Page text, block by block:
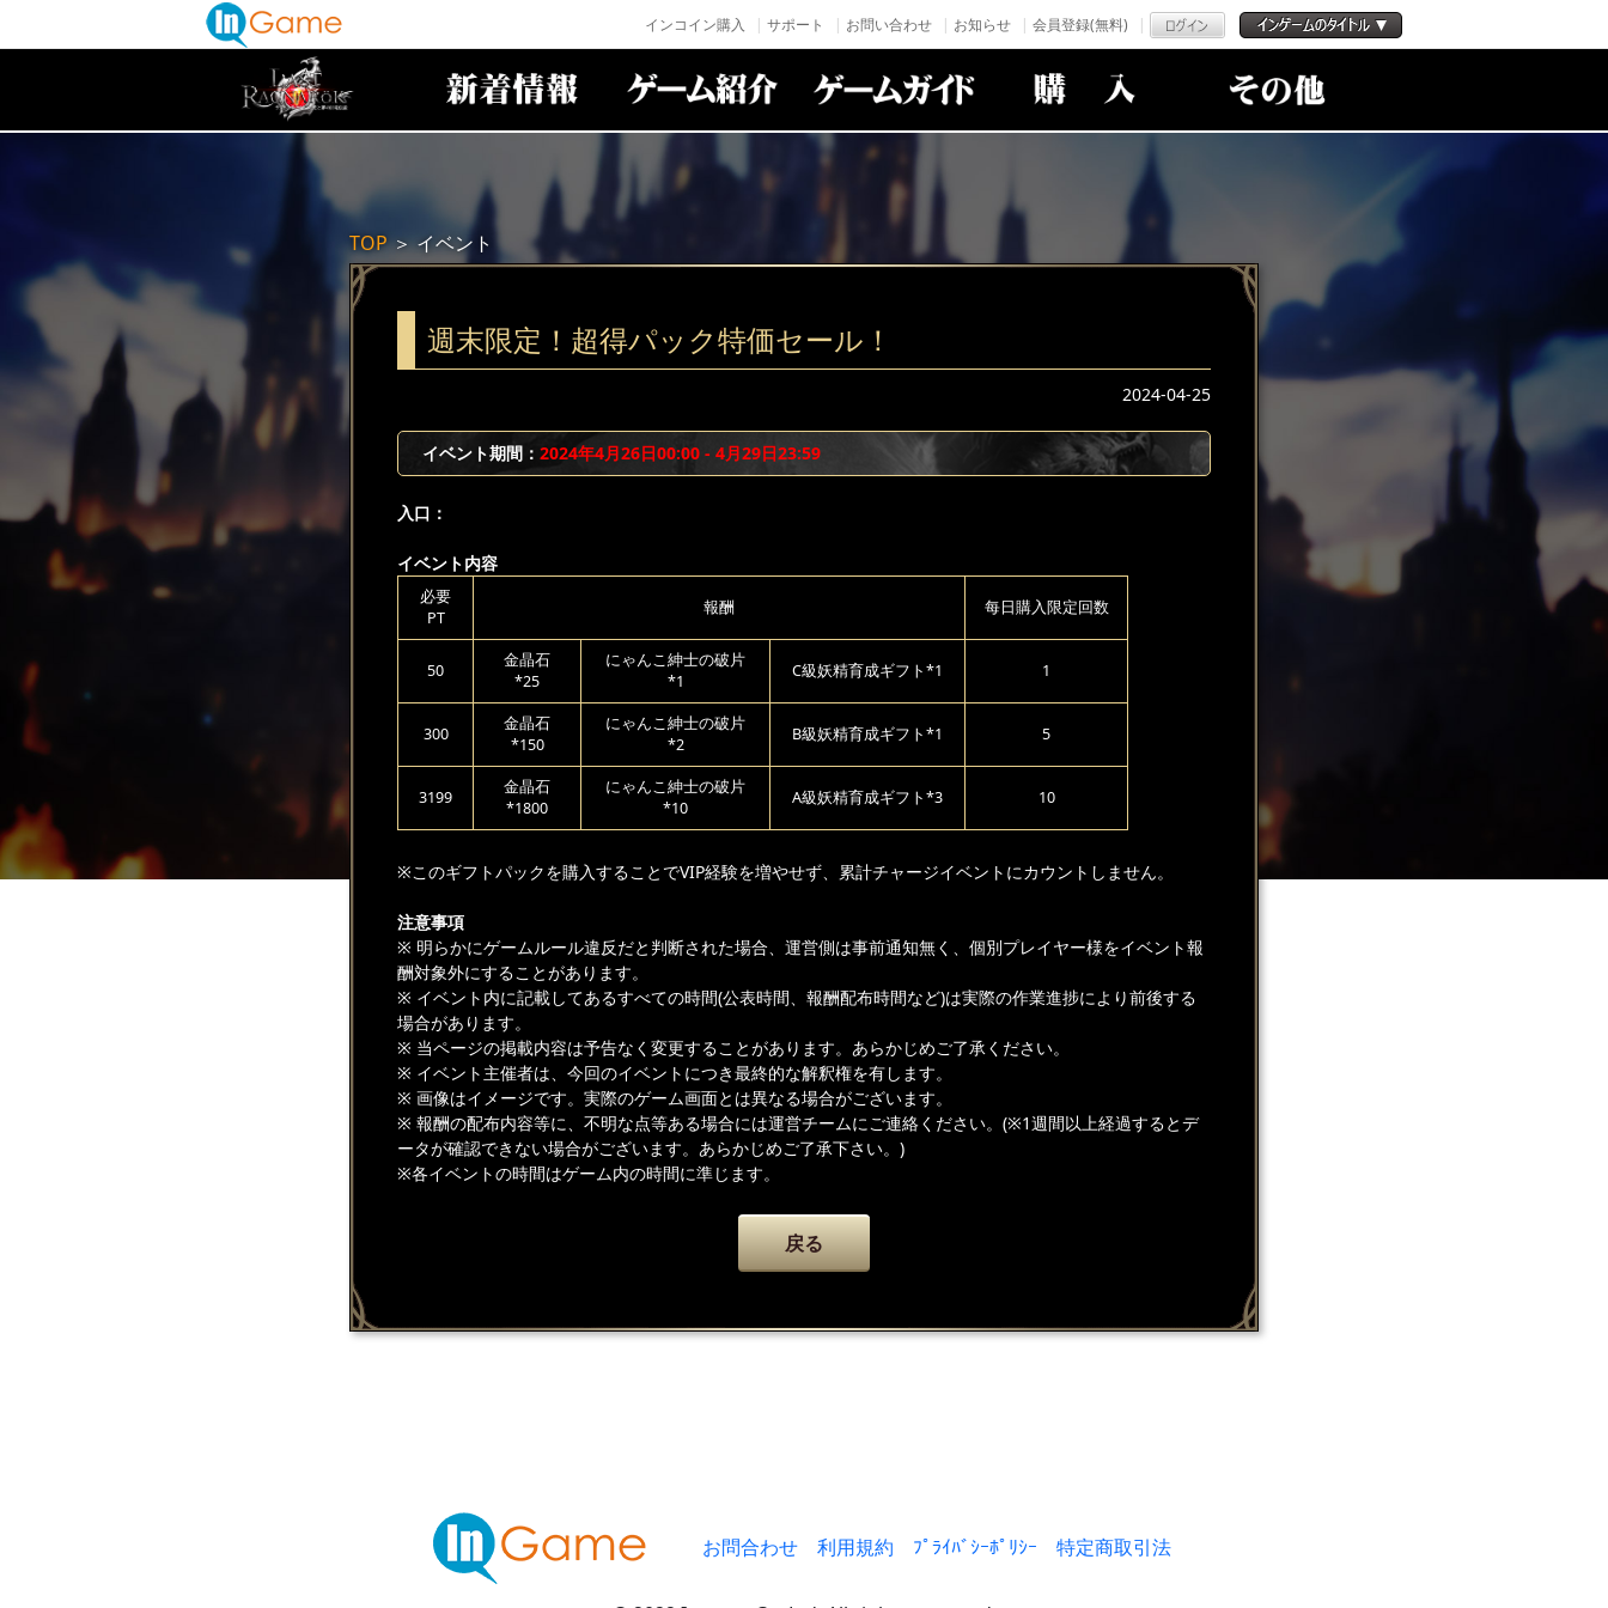
インコイン購入 サポート お問い合わせ お知らせ 会員登録(無料)
TOP＞イベント
週末限定！超得パック特価セール！
2024-04-25
イベント期間 ： 2024年4月26日00:00 - 4月29日23:59
入口：
イベント内容
必要
PT
報酬 每日購入限定回数
50
金晶石
*25
にゃんこ紳士の破片
*1
C級妖精育成ギフト*1 1
300
金晶石
*150
にゃんこ紳士の破片
*2
B級妖精育成ギフト*1 5
3199
金晶石
*1800
にゃんこ紳士の破片
*10
A級妖精育成ギフト*3 10
※このギフトパックを購入することでVIP経験を増やせず、累計チャージイベントにカウントしません。
注意事項
※ 明らかにゲームルール違反だと判断された場合、運営側は事前通知無く、個別プレイヤー様をイベント報
酬対象外にすることがあります。
※ イベント内に記載してあるすべての時間(公表時間、報酬配布時間など)は実際の作業進捗により前後する
場合があります。
※ 当ページの掲載内容は予告なく変更することがあります。あらかじめご了承ください。
※ イベント主催者は、今回のイベントにつき最終的な解釈権を有します。
※ 画像はイメージです。実際のゲーム画面とは異なる場合がございます。
※ 報酬の配布内容等に、不明な点等ある場合には運営チームにご連絡ください。(※1週間以上経過するとデ
ータが確認できない場合がございます。あらかじめご了承下さい。)
※各イベントの時間はゲーム内の時間に準じます。
戻る
お問合わせ 利用規約 ﾌﾟﾗｲﾊﾞｼｰﾎﾟﾘｼｰ 特定商取引法